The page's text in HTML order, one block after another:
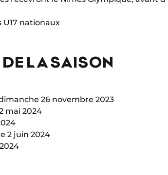
U17 nationaux
LA SAISON
26 novembre 2023
mai 2024
2 juin 2024